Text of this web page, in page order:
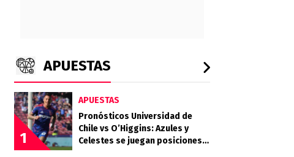
APUESTAS
1
APUESTAS
Pronósticos Universidad de
Chile vs O’Higgins: Azules y
Celestes se juegan posiciones